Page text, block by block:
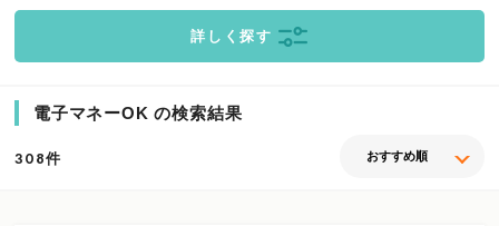
詳しく探す
電子マネーOK の検索結果
308件